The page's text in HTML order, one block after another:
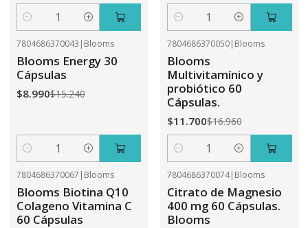
Cantidad Cantidad
7804686370043 | Blooms
Blooms Energy 30
Cápsulas
$8.990$15.240
Cantidad
7804686370050| Blooms
Blooms
Multivitamínico y
probiótico 60
Cápsulas.
$11.700$16.960
Cantidad
7804686370067 | Blooms
Blooms Biotina Q10
Colageno Vitamina C
60 Cápsulas
7804686370074| Blooms
Citrato de Magnesio
400 mg 60 Cápsulas.
Blooms